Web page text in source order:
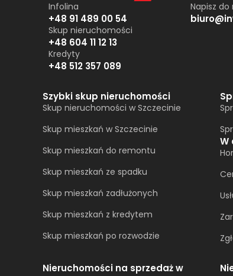
Infolina
+48 91 489 00 54
Skup nieruchomości
+48 604 11 12 13
Kredyty
+48 512 357 089
Napisz do
Szybki skup nieruchomości
Skup nieruchomości w Szczecinie
Skup mieszkań w Szczecinie
Skup mieszkań do remontu
Skup mieszkań ze spadku
Skup mieszkań zadłużonych
Skup mieszkań z kredytem
Skup mieszkań po rozwodzie
W
Nieruchomości na sprzedaż w